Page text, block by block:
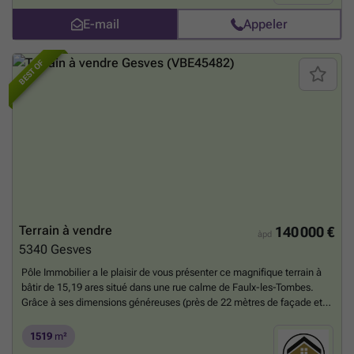
###En savoir plus ?
E-mail Appeler
BEST OF
àpd 140 000 €
Terrain à vendre
5340 Gesves
Pôle Immobilier a le plaisir de vous présenter ce magnifique terrain à
bâtir de 15,19 ares situé dans une rue calme de Faulx-les-Tombes.
Grâce à ses dimensions généreuses (près de 22 mètres de façade et
possibilités architecturales. Vous pourrez y implanter une spacieuse
villa quatre façades tout en profitant d'un très beau jardin. Topographie
1519 m²